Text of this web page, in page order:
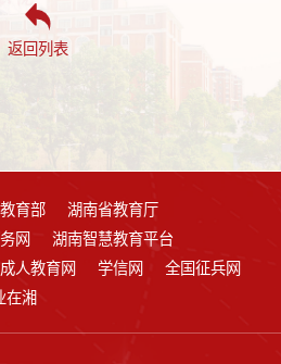
返回列表
育部
湖南省教育厅
网
湖南智慧教育平台
人教育网
学信网
全国征兵网
在湘